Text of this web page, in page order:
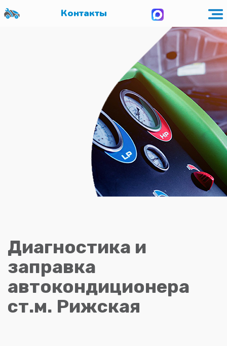
Контакты
Диагностика и
заправка
автокондиционера
ст.м. Рижская